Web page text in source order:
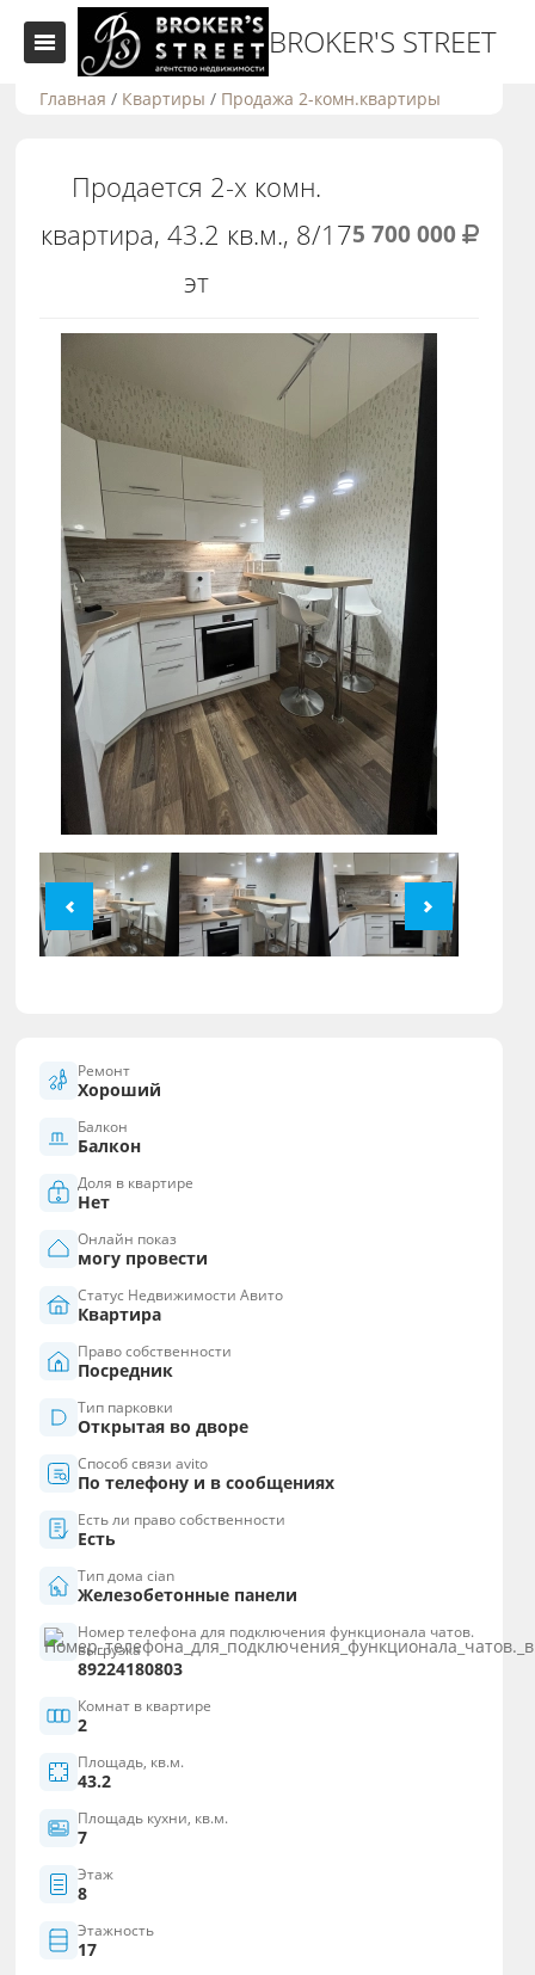
BROKER'S STREET
Главная / Квартиры / Продажа 2-комн.квартиры
Продается 2-х комн.
квартира, 43.2 кв.м., 8/17
эт
5 700 000
Ремонт
Хороший
Балкон
Балкон
Доля в квартире
Нет
Онлайн показ
могу провести
Статус Недвижимости Авито
Квартира
Право собственности
Посредник
Тип парковки
Открытая во дворе
Способ связи avito
По телефону и в сообщениях
Есть ли право собственности
Есть
Тип дома cian
Железобетонные панели
Номер телефона для подключения функционала чатов.
выгрузка
89224180803
Комнат в квартире
2
Площадь, кв.м.
43.2
Площадь кухни, кв.м.
7
Этаж
8
Этажность
17